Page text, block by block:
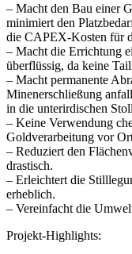
– Macht den Bau einer
minimiert den
die CAPEX-Kosten für
– Macht die Errichtung
überflüssig, da keine
– Macht permanente
Minenerschließung
in die unterirdischen
– Keine Verwendung
Goldverarbeitung vor
– Reduziert den
drastisch.
– Erleichtert die
erheblich.
– Vereinfacht die
Projekt-Highlights: